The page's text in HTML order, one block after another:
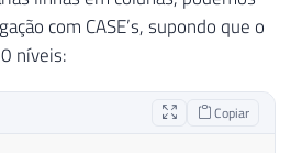
com CASE’s, supondo que o
níveis:
Copiar